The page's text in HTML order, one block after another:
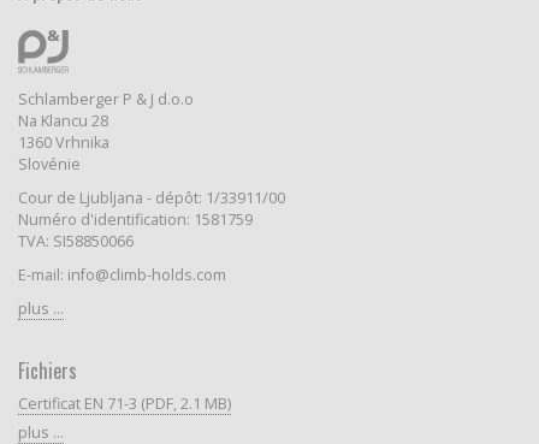
Schlamberger P & J d.o.o
Na Klancu 28
1360 Vrhnika
Slovénie
Cour de Ljubljana - dépôt: 1/33911/00
Numéro d'identification: 1581759
TVA: SI58850066
E-mail: info@climb-holds.com
plus ...
Fichiers
Certificat EN 71-3 (PDF, 2.1 MB)
plus ...